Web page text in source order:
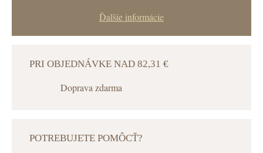
Ďalšie informácie
PRI OBJEDNÁVKE NAD 82,31 €
Doprava zdarma
POTREBUJETE POMÔCŤ?